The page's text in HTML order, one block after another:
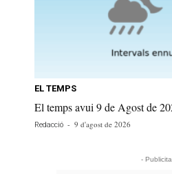
EL TEMPS
El temps avui 9 de Agost de
Redacció - 9 d'agost de 2026
-